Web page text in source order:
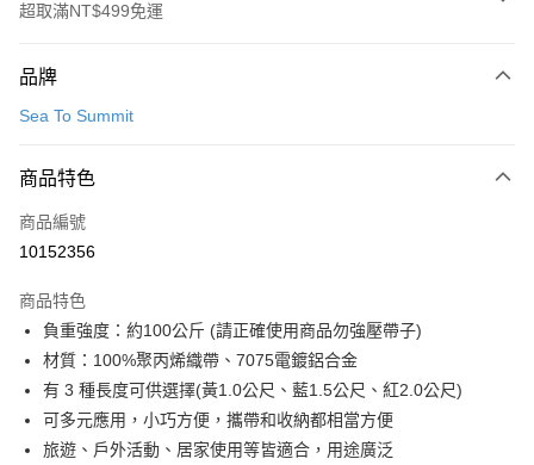
超取滿NT$499免運
信用卡一次付款
LINE Pay
Apple Pay
悠遊付
Google Pay
全盈+PAY
大哥付你分期
品牌
Sea To Summit
商品特色
商品編號
10152356
商品特色
負重強度：約100公斤 (請正確使用商品勿強壓帶子)
材質：100%聚丙烯織帶、7075電鍍鋁合金
有 3 種長度可供選擇(黃1.0公尺、藍1.5公尺、紅2.0公尺)
可多元應用，小巧方便，攜帶和收納都相當方便
旅遊、戶外活動、居家使用等皆適合，用途廣泛